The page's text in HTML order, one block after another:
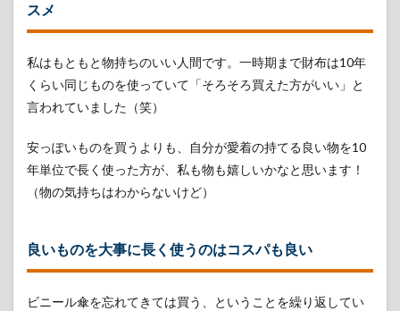
スメ
私はもともと物持ちのいい人間です。一時期まで財布は10年
くらい同じものを使っていて「そろそろ買えた方がいい」と
言われていました（笑）
安っぽいものを買うよりも、自分が愛着の持てる良い物を10
年単位で長く使った方が、私も物も嬉しいかなと思います！
（物の気持ちはわからないけど）
良いものを大事に長く使うのはコスパも良い
ビニール傘を忘れてきては買う、ということを繰り返してい